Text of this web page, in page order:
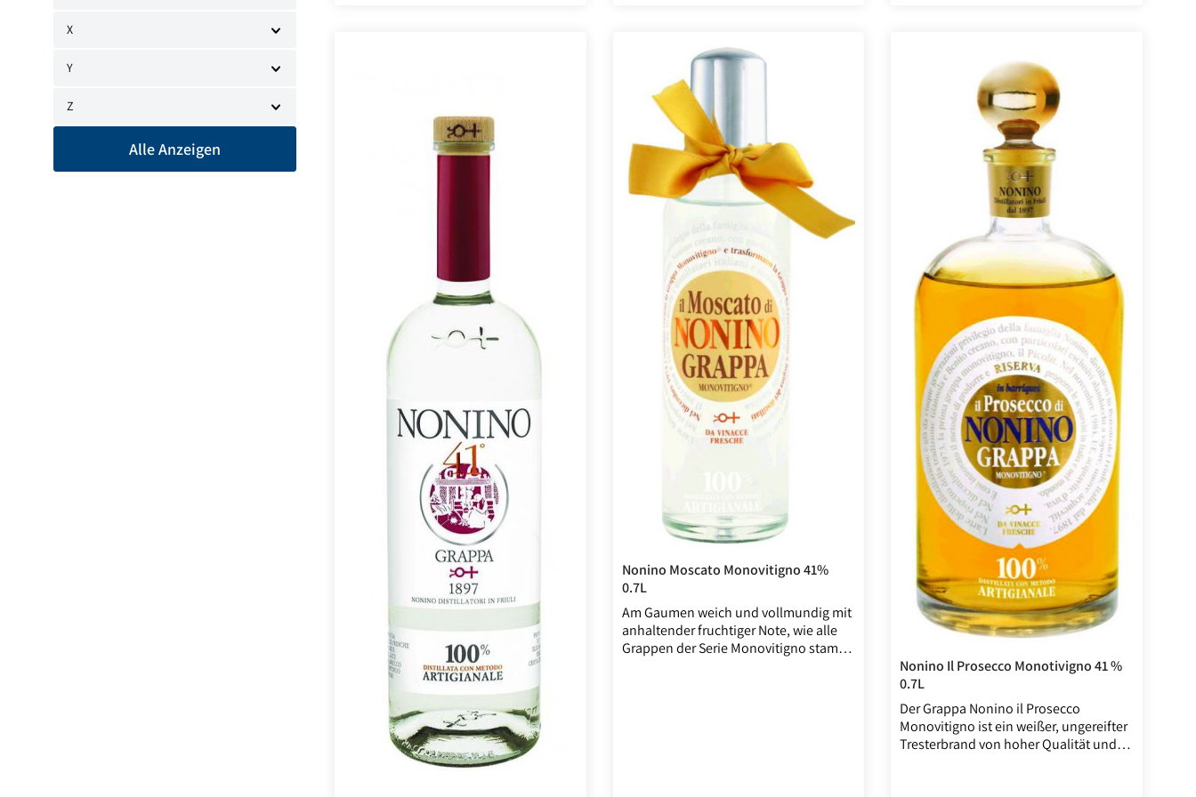
X
Y
Z
Alle Anzeigen
nach Kirschen, Aprikosen, Mandeln,
Gebäck und Schokolade. Samtig
kleidet er den Gaumen mit enormer
Fülle aus.
nach einem ereignisreichen Tag
Nonino Moscato Monovitigno 41%
0.7L
Am Gaumen weich und vollmundig mit
anhaltender fruchtiger Note, wie alle
Grappen der Serie Monovitigno stammt
Nonino Il Prosecco Monotivigno 41 %
0.7L
Der Grappa Nonino il Prosecco
Monovitigno ist ein weißer, ungereifter
Tresterbrand von hoher Qualität und